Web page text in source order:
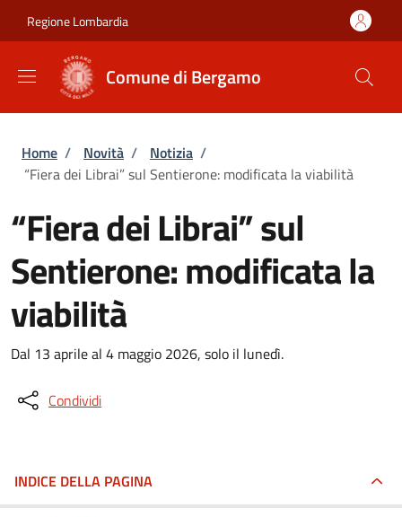
Regione Lombardia
Comune di Bergamo
Briciole di pane
Home / Novità / Notizia /
“Fiera dei Librai” sul Sentierone: modificata la viabilità
“Fiera dei Librai” sul
Sentierone: modificata la
viabilità
Dal 13 aprile al 4 maggio 2026, solo il lunedì.
Condividi
INDICE DELLA PAGINA